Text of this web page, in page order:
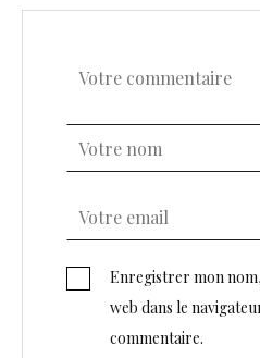
Enregistrer mon
web dans le
commentaire.